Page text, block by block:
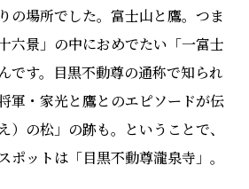
の場所でした。富士山と鷹。つま
六景」の中におめでたい「一富士
です。目黒不動尊の通称で知られ
軍・家光と鷹とのエピソードが伝
）の松」の跡も。ということで、
ポットは「目黒不動尊瀧泉寺」。